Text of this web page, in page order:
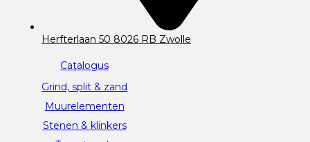
Herfterlaan 50 8026 RB Zwolle
Catalogus
Grind, split & zand
Muurelementen
Stenen & klinkers